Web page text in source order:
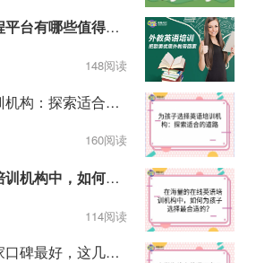
一对一英语线上课程平台有哪些值得推荐
148阅读
为孩子选择英语培训机构：探索适合的道路
160阅读
在海量的在线英语培训机构中，如何为孩子选择最合适的？
114阅读
小学生线上英语哪家口碑最好，这几个家长强烈推荐